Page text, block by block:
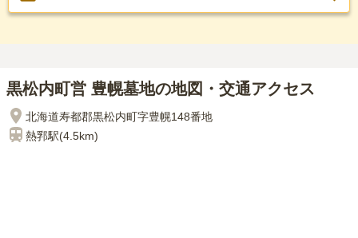
黒松内町営 豊幌墓地の地図・交通アクセス
北海道寿都郡黒松内町字豊幌148番地
熱郛駅(4.5km)